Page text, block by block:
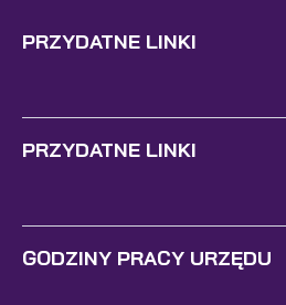
PRZYDATNE LINKI
PRZYDATNE LINKI
GODZINY PRACY URZĘDU